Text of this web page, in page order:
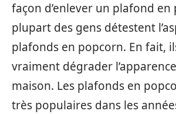
façon d’enlever un plafond en
plupart des gens détestent
plafonds en popcorn. En fait,
vraiment dégrader l’apparence
maison. Les plafonds en
très populaires dans les